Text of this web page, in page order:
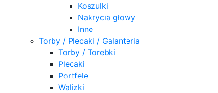
Koszulki
Nakrycia głowy
Inne
Torby / Plecaki / Galanteria
Torby / Torebki
Plecaki
Portfele
Walizki